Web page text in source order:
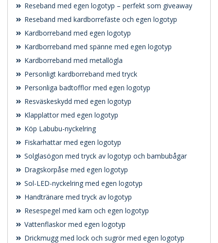
Reseband med egen logotyp – perfekt som giveaway
Reseband med kardborrefäste och egen logotyp
Kardborreband med egen logotyp
Kardborreband med spänne med egen logotyp
Kardborreband med metallögla
Personligt kardborreband med tryck
Personliga badtofflor med egen logotyp
Resväskeskydd med egen logotyp
Klapplattor med egen logotyp
Köp Labubu-nyckelring
Fiskarhattar med egen logotyp
Solglasögon med tryck av logotyp och bambubågar
Dragskorpåse med egen logotyp
Sol-LED-nyckelring med egen logotyp
Handtränare med tryck av logotyp
Resespegel med kam och egen logotyp
Vattenflaskor med egen logotyp
Drickmugg med lock och sugrör med egen logotyp